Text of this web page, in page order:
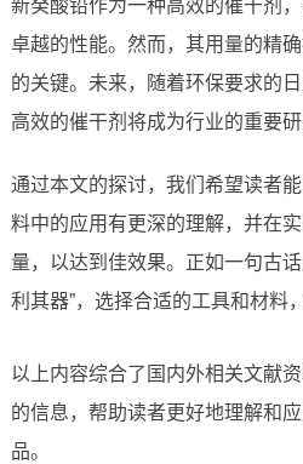
新癸酸铅作为一种高效的催干剂
卓越的性能。然而，其用量的精
的关键。未来，随着环保要求的
高效的催干剂将成为行业的重要研
通过本文的探讨，我们希望读者
料中的应用有更深的理解，并在
量，以达到佳效果。正如一句古
利其器”，选择合适的工具和材料
以上内容综合了国内外相关文献
的信息，帮助读者更好地理解和
品。